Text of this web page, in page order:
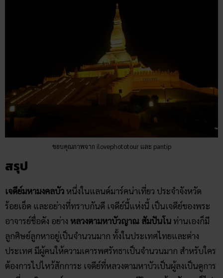
ขอบคุณภาพจาก ilovephototour และ pantip
สรุป
เจดีย์มหามงคลบัว หนึ่งในแลนด์มาร์คน่าเที่ยว ประจำจังหวัด
ร้อยเอ็ด และอย่างที่ทราบกันดี เจดีย์นี้แห่งนี้ เป็นเจดีย์ของพระ
อาจารย์ชื่อดัง อย่าง หลวงตามหาบัวญาณ สัมปันโน ท่านเองก็มี
ลูกศิษย์ลูกหาอยู่เป็นจำนวนมาก ทั้งในประเทศไทยและต่าง
ประเทศ มีผู้คนให้ความเคารพศรัทธาเป็นจำนวนมาก สำหรับใคร
ต้องการไปไหว้สักการะ เจดีย์ที่หลวงตามหาบัวเป็นผู้ลงเป็นดูการ